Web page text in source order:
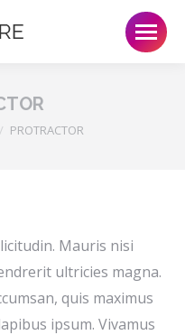
PROTRACTOR
Mauris nisi
ultricies magna.
quis maximus
ipsum. Vivamus